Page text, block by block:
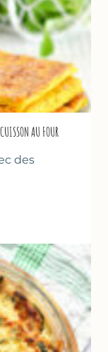
AU FOUR
des